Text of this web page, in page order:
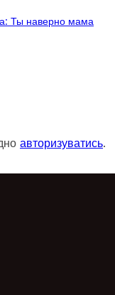
Ты наверно мама
авторизуватись.